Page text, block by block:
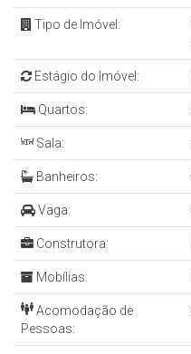
Tipo de Imóvel:
Estágio do Imóvel:
Quartos:
Sala:
Banheiros:
Vaga:
Construtora:
Mobílias:
Acomodação de
Pessoas: